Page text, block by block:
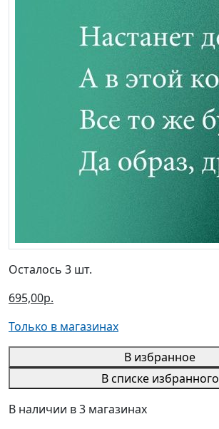
Осталось 3 шт.
695,00р.
Только в магазинах
В избранное
В списке избранного
В наличии в 3 магазинах